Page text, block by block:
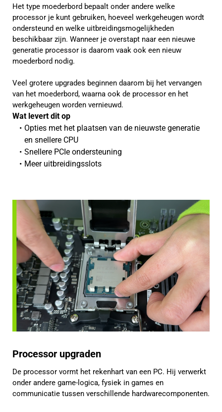
Het type moederbord bepaalt onder andere welke
processor je kunt gebruiken, hoeveel werkgeheugen wordt
ondersteund en welke uitbreidingsmogelijkheden
beschikbaar zijn. Wanneer je overstapt naar een nieuwe
generatie processor is daarom vaak ook een nieuw
moederbord nodig.
Veel grotere upgrades beginnen daarom bij het vervangen
van het moederbord, waarna ook de processor en het
werkgeheugen worden vernieuwd.
Wat levert dit op
Opties met het plaatsen van de nieuwste generatie
en snellere CPU
Snellere PCIe ondersteuning
Meer uitbreidingsslots
Processor upgraden
De processor vormt het rekenhart van een PC. Hij verwerkt
onder andere game-logica, fysiek in games en
communicatie tussen verschillende hardwarecomponenten.